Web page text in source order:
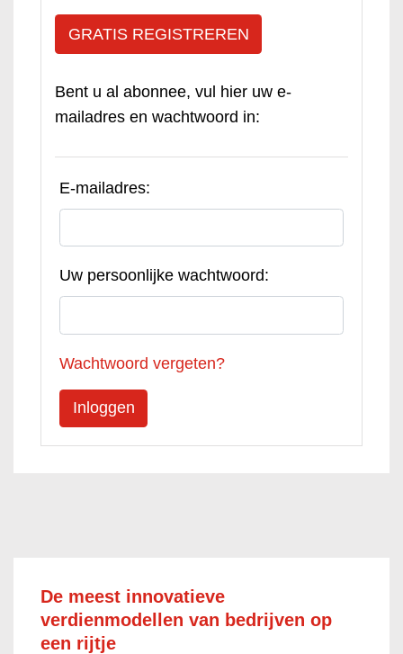
GRATIS REGISTREREN
Bent u al abonnee, vul hier uw e-
mailadres en wachtwoord in:
E-mailadres:
Uw persoonlijke wachtwoord:
Wachtwoord vergeten?
De meest innovatieve
verdienmodellen van bedrijven op
een rijtje